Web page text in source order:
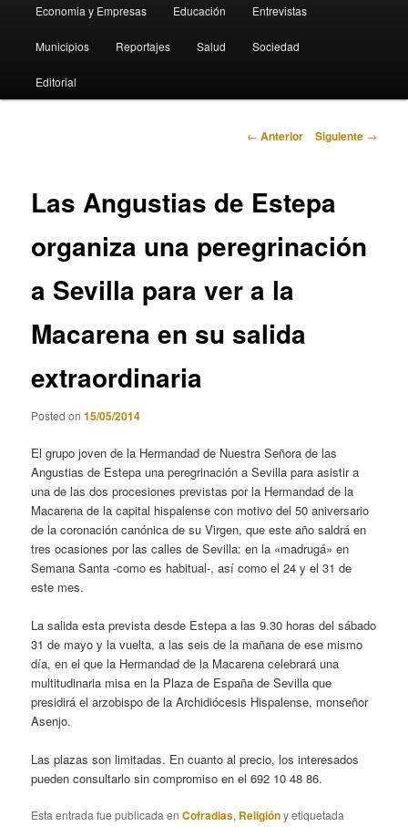
Economia y Empresas Educación Entrevistas
Municipios Reportajes Salud Sociedad
Editorial
Navegación
← Anterior Siguiente →
Las Angustias de Estepa
organiza una peregrinación
a Sevilla para ver a la
Macarena en su salida
extraordinaria
Posted on15/05/2014
El grupo joven de la Hermandad de Nuestra Señora de las
Angustias de Estepa una peregrinación a Sevilla para asistir a
una de las dos procesiones previstas por la Hermandad de la
Macarena de la capital hispalense con motivo del 50 aniversario
de la coronación canónica de su Virgen, que este año saldrá en
tres ocasiones por las calles de Sevilla: en la «madrugá» en
Semana Santa -como es habitual-, así como el 24 y el 31 de
este mes.
La salida esta prevista desde Estepa a las 9.30 horas del sábado
31 de mayo y la vuelta, a las seis de la mañana de ese mismo
día, en el que la Hermandad de la Macarena celebrará una
multitudinaria misa en la Plaza de España de Sevilla que
presidirá el arzobispo de la Archidiócesis Hispalense, monseñor
Asenjo.
Las plazas son limitadas. En cuanto al precio, los interesados
pueden consultarlo sin compromiso en el 692 10 48 86.
Esta entrada fue publicada enCofradias, Religióny etiquetada